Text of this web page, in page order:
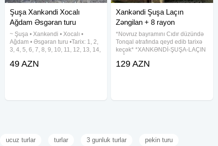
Şuşa Xankəndi Xocalı
Ağdam Əsgəran turu
~ Şuşa • Xankəndi • Xocalı •
Ağdam • Əsgəran turu •Tarix: 1, 2,
3, 4, 5, 6, 7, 8, 9, 10, 11, 12, 13, 14,
24, 25, 26, 27, 28, 29, 30, 31
49 AZN
Xankəndi Şuşa Laçın
Zəngilan + 8 rayon
*Novruz bayramını Cıdır düzündə
Tonqal ətrafında qeyd edib tarixə
keçək* *XANKƏNDİ-ŞUŞA-LAÇIN
ZƏNGİLAN-CƏBRAYIL TURU*
129 AZN
ucuz turlar turlar 3 gunluk turlar pekin turu